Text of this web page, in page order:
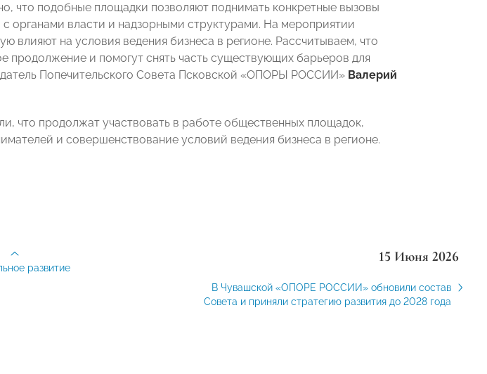
что подобные площадки позволяют поднимать конкретные вызовы
органами власти и надзорными структурами. На мероприятии
влияют на условия ведения бизнеса в регионе. Рассчитываем, что
продолжение и помогут снять часть существующих барьеров для
Попечительского Совета Псковской «ОПОРЫ РОССИИ» Валерий
что продолжат участвовать в работе общественных площадок,
и совершенствование условий ведения бизнеса в регионе.
15 Июня 2026
В Чувашской «ОПОРЕ РОССИИ» обновили состав
Совета и приняли стратегию развития до 2028 года
развитие